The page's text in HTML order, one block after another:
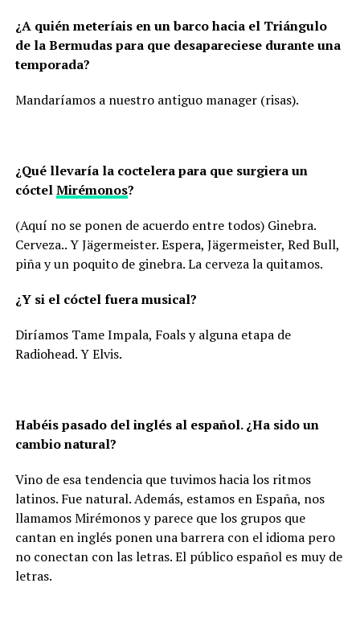
¿A quién meteríais en un barco hacia el Triángulo
de la Bermudas para que desapareciese durante una
temporada?
Mandaríamos a nuestro antiguo manager (risas).
¿Qué llevaría la coctelera para que surgiera un
cóctelMirémonos?
(Aquí no se ponen de acuerdo entre todos) Ginebra.
Cerveza.. Y Jägermeister. Espera, Jägermeister, Red Bull,
piña y un poquito de ginebra. La cerveza la quitamos.
¿Y si el cóctel fuera musical?
Diríamos Tame Impala, Foals y alguna etapa de
Radiohead. Y Elvis.
Habéis pasado del inglés al español. ¿Ha sido un
cambio natural?
Vino de esa tendencia que tuvimos hacia los ritmos
latinos. Fue natural. Además, estamos en España, nos
llamamos Mirémonos y parece que los grupos que
cantan en inglés ponen una barrera con el idioma pero
no conectan con las letras. El público español es muy de
letras.